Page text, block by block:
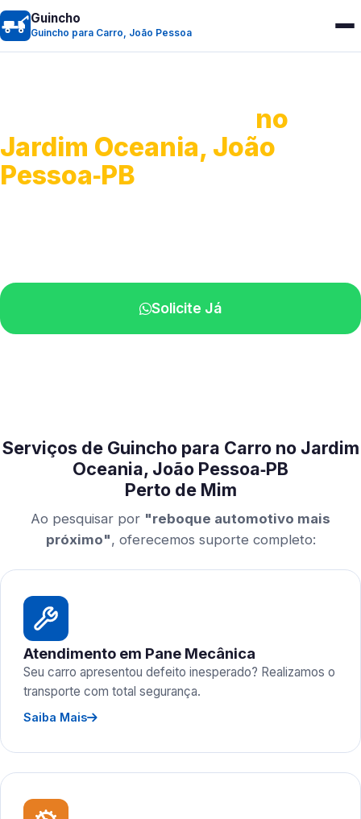
Guincho
Guincho para Carro, João Pessoa
no
Jardim Oceania, João
Pessoa‑PB
Solicite Já
Serviços de Guincho para Carro no Jardim
Oceania, João Pessoa‑PB
Perto de Mim
Ao pesquisar por "reboque automotivo mais
próximo", oferecemos suporte completo:
Atendimento em Pane Mecânica
Seu carro apresentou defeito inesperado? Realizamos o
transporte com total segurança.
Saiba Mais